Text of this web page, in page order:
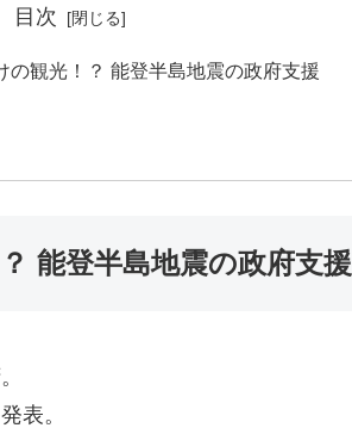
目次
の観光！？ 能登半島地震の政府支援
能登半島地震の政府支援
表。